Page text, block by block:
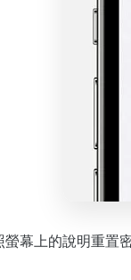
螢幕上的說明重置